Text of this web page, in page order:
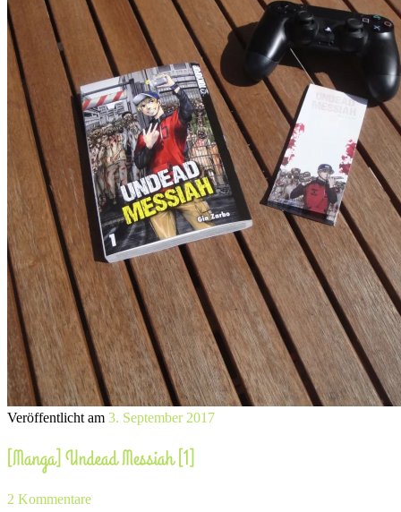
Veröffentlicht am 3. September 2017
[Manga] Undead Messiah [1]
2 Kommentare